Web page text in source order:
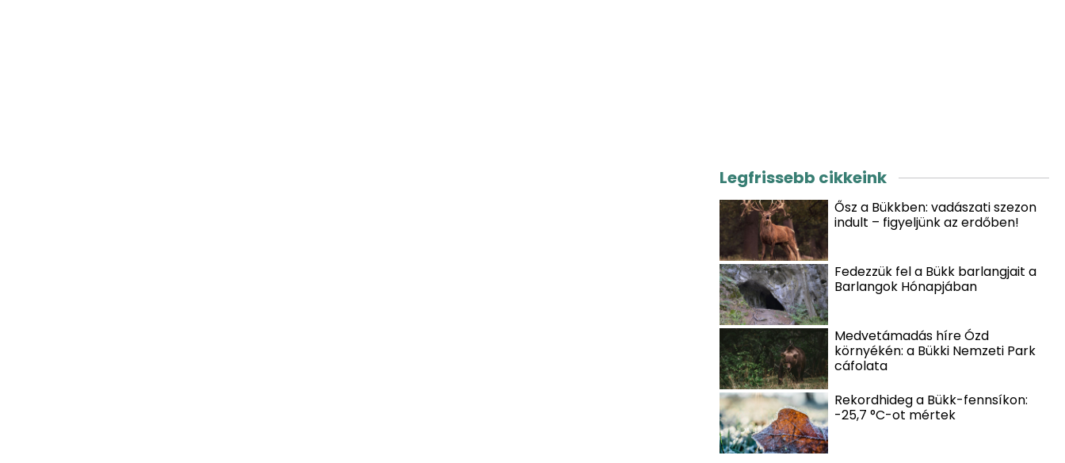
Legfrissebb cikkeink
Ősz a Bükkben: vadászati szezon
indult – figyeljünk az erdőben!
Fedezzük fel a Bükk barlangjait a
Barlangok Hónapjában
Medvetámadás híre Ózd
környékén: a Bükki Nemzeti Park
cáfolata
Rekordhideg a Bükk-fennsíkon:
-25,7 °C-ot mértek